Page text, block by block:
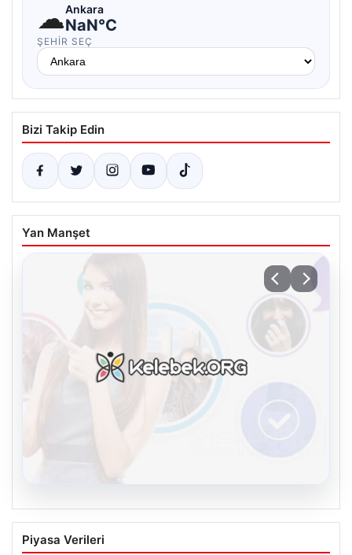
☁Ankara
NaN°C
ŞEHIR SEÇ
Bizi Takip Edin
Yan Manşet
Kelebek sohbet platformu İle Dijital
İletişimin Güvenli Adresi Ve Chat
Piyasa Verileri